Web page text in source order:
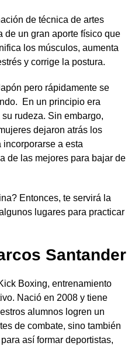
de técnica de artes
de un gran aporte físico que
los músculos, aumenta
y corrige la postura.
pero rápidamente se
En un principio era
rudeza. Sin embargo,
dejaron atrás los
a esta
de las mejores para bajar de
Entonces, te servirá la
lugares para practicar
Santander
Boxing, entrenamiento
Nació en 2008 y tiene
alumnos logren un
de combate, sino también
así formar deportistas,